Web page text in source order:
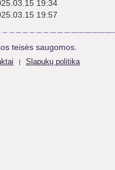
19:34
19:57
teisės saugomos.
| Slapukų politika